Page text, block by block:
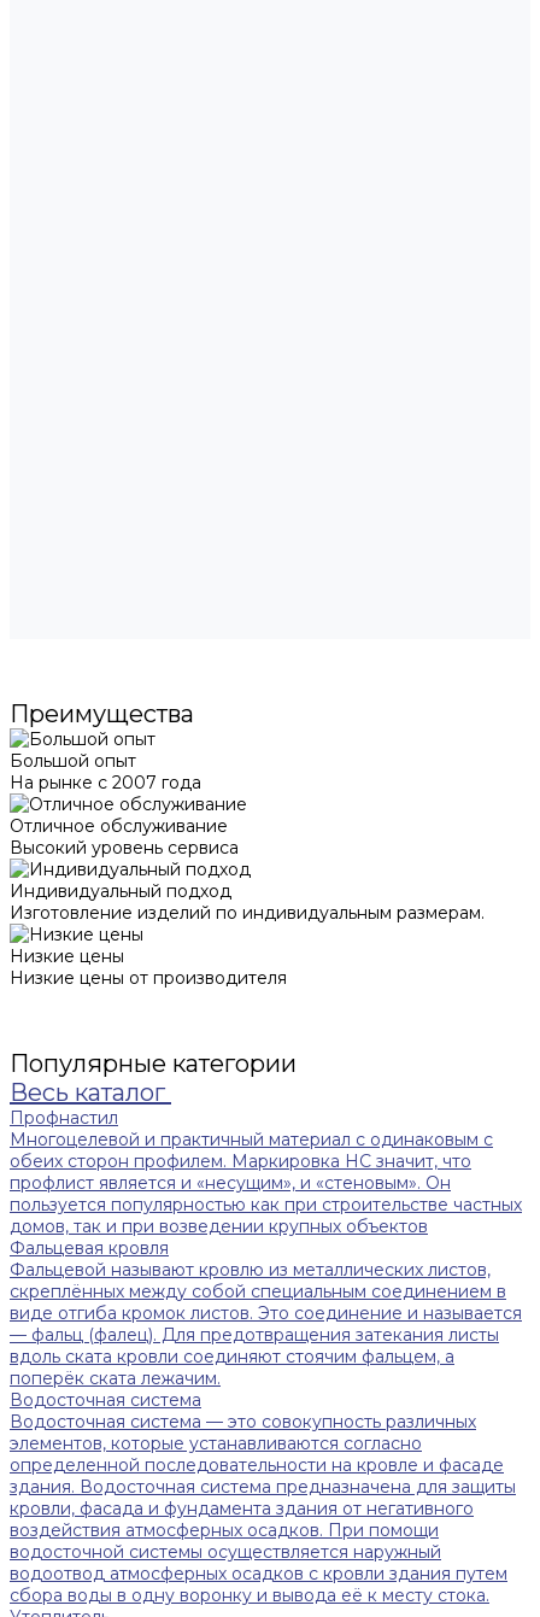
Преимущества
Большой опыт
На рынке с 2007 года
Отличное обслуживание
Высокий уровень сервиса
Индивидуальный подход
Изготовление изделий по индивидуальным размерам.
Низкие цены
Низкие цены от производителя
Популярные категории
Весь каталог
Профнастил
Многоцелевой и практичный материал с одинаковым с
обеих сторон профилем. Маркировка НС значит, что
профлист является и «несущим», и «стеновым». Он
пользуется популярностью как при строительстве частных
домов, так и при возведении крупных объектов
Фальцевая кровля
Фальцевой называют кровлю из металлических листов,
скреплённых между собой специальным соединением в
виде отгиба кромок листов. Это соединение и называется
— фальц (фалец). Для предотвращения затекания листы
вдоль ската кровли соединяют стоячим фальцем, а
поперёк ската лежачим.
Водосточная система
Водосточная система — это совокупность различных
элементов, которые устанавливаются согласно
определенной последовательности на кровле и фасаде
здания. Водосточная система предназначена для защиты
кровли, фасада и фундамента здания от негативного
воздействия атмосферных осадков. При помощи
водосточной системы осуществляется наружный
водоотвод атмосферных осадков с кровли здания путем
сбора воды в одну воронку и вывода её к месту стока.